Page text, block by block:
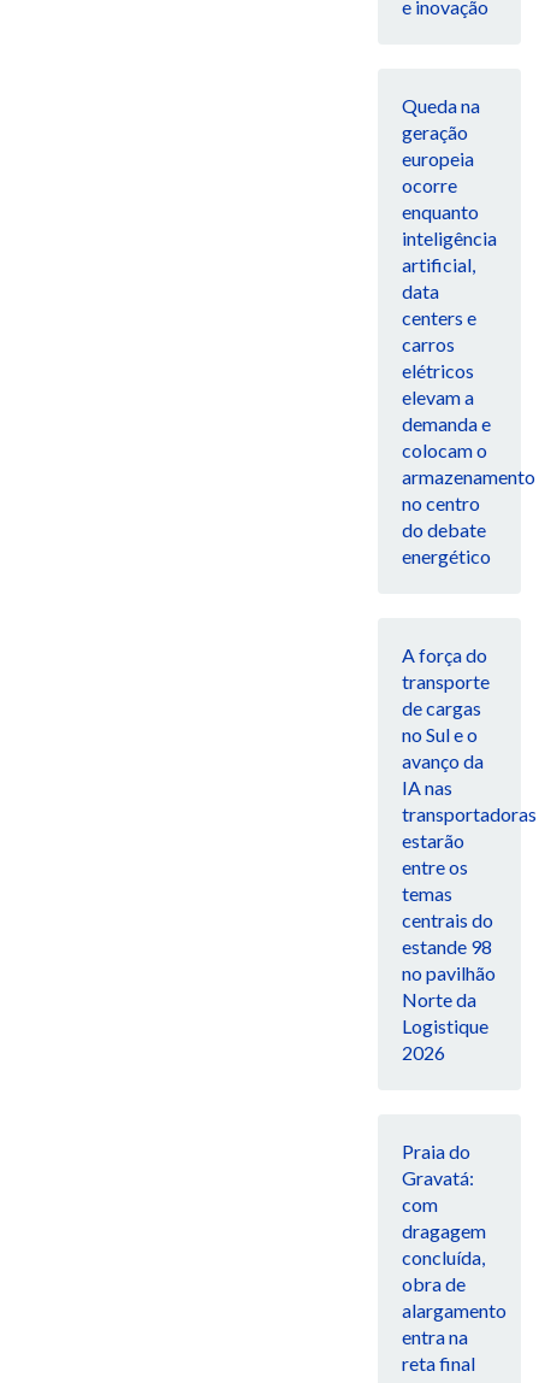
e inovação
Queda na
geração
europeia
ocorre
enquanto
inteligência
artificial,
data
centers e
carros
elétricos
elevam a
demanda e
colocam o
armazenamento
no centro
do debate
energético
A força do
transporte
de cargas
no Sul e o
avanço da
IA nas
transportadoras
estarão
entre os
temas
centrais do
estande 98
no pavilhão
Norte da
Logistique
2026
Praia do
Gravatá:
com
dragagem
concluída,
obra de
alargamento
entra na
reta final